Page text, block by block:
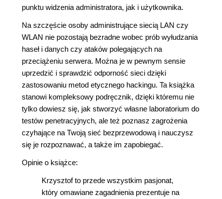
punktu widzenia administratora, jak i użytkownika.
Na szczęście osoby administrujące siecią LAN czy
WLAN nie pozostają bezradne wobec prób wyłudzania
haseł i danych czy ataków polegających na
przeciążeniu serwera. Można je w pewnym sensie
uprzedzić i sprawdzić odporność sieci dzięki
zastosowaniu metod etycznego hackingu. Ta książka
stanowi kompleksowy podręcznik, dzięki któremu nie
tylko dowiesz się, jak stworzyć własne laboratorium do
testów penetracyjnych, ale też poznasz zagrożenia
czyhające na Twoją sieć bezprzewodową i nauczysz
się je rozpoznawać, a także im zapobiegać.
Opinie o książce:
Krzysztof to przede wszystkim pasjonat,
który omawiane zagadnienia prezentuje na